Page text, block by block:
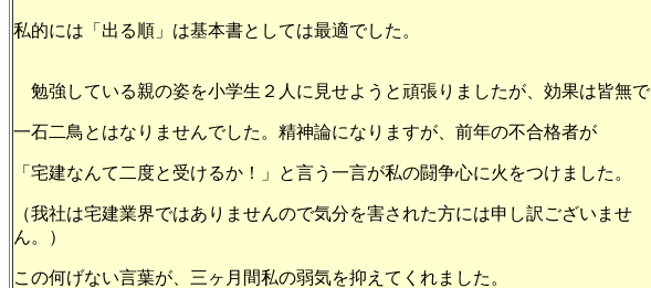
私的には「出る順」は基本書としては最適でした。
勉強している親の姿を小学生２人に見せようと頑張りましたが、効果は皆無で
一石二鳥とはなりませんでした。精神論になりますが、前年の不合格者が
「宅建なんて二度と受けるか！」と言う一言が私の闘争心に火をつけました。
（我社は宅建業界ではありませんので気分を害された方には申し訳ございませ
ん。）
この何げない言葉が、三ヶ月間私の弱気を抑えてくれました。